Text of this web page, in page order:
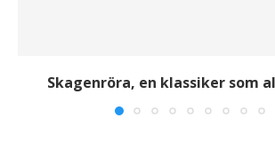
Skagenröra, en klassiker som